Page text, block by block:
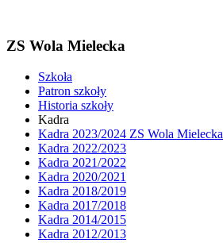
ZS Wola Mielecka
Szkoła
Patron szkoły
Historia szkoły
Kadra
Kadra 2023/2024 ZS Wola Mielecka
Kadra 2022/2023
Kadra 2021/2022
Kadra 2020/2021
Kadra 2018/2019
Kadra 2017/2018
Kadra 2014/2015
Kadra 2012/2013